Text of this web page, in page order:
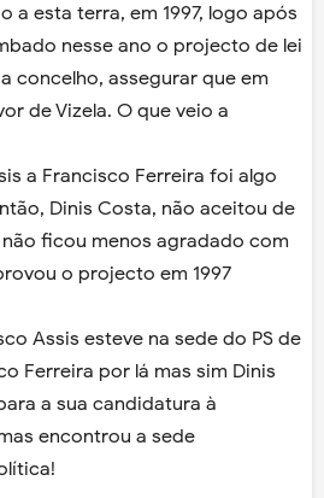
a esta terra, em 1997, logo após
nesse ano o projecto de lei
concelho, assegurar que em
de Vizela. O que veio a
a Francisco Ferreira foi algo
Dinis Costa, não aceitou de
ficou menos agradado com
o projecto em 1997
Assis esteve na sede do PS de
Ferreira por lá mas sim Dinis
a sua candidatura à
encontrou a sede